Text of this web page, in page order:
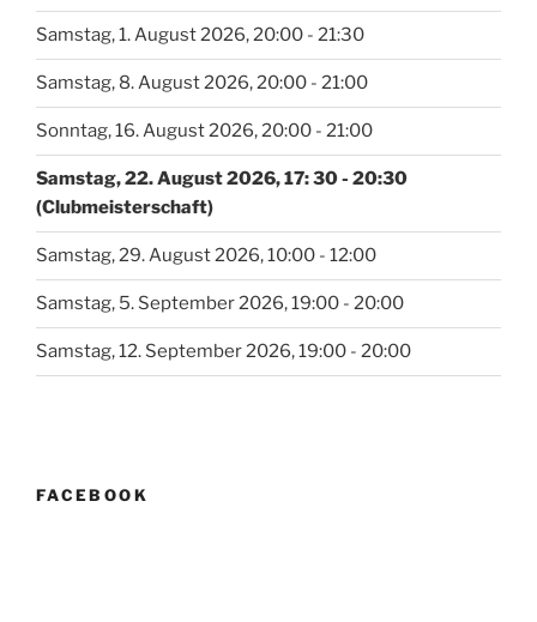
Samstag, 1. August 2026, 20:00 - 21:30
Samstag, 8. August 2026, 20:00 - 21:00
Sonntag, 16. August 2026, 20:00 - 21:00
Samstag, 22. August 2026, 17: 30 - 20:30
(Clubmeisterschaft)
Samstag, 29. August 2026, 10:00 - 12:00
Samstag, 5. September 2026, 19:00 - 20:00
Samstag, 12. September 2026, 19:00 - 20:00
FACEBOOK